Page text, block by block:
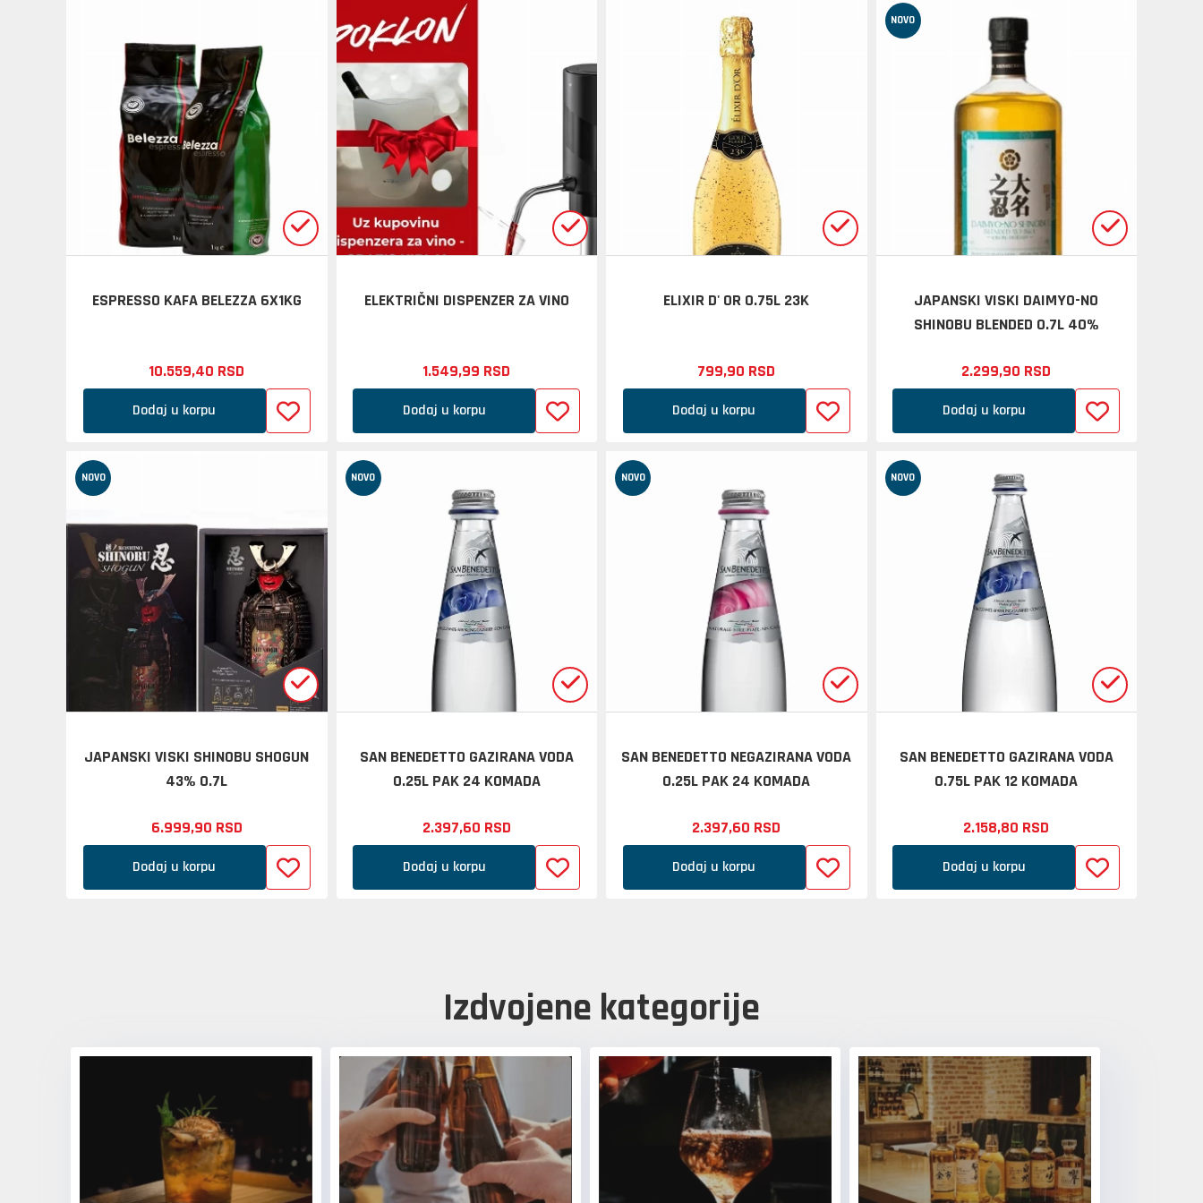
ESPRESSO KAFA BELEZZA 6X1KG
10.559,40 RSD
Dodaj u korpu
ELEKTRIČNI DISPENZER ZA VINO
1.549,99 RSD
Dodaj u korpu
ELIXIR D' OR 0.75L 23K
799,90 RSD
Dodaj u korpu
NOVO
JAPANSKI VISKI DAIMYO-NO
SHINOBU BLENDED 0.7L 40%
2.299,90 RSD
Dodaj u korpu
NOVO
JAPANSKI VISKI SHINOBU SHOGUN
43% 0.7L
6.999,90 RSD
Dodaj u korpu
NOVO
SAN BENEDETTO GAZIRANA VODA
0.25L PAK 24 KOMADA
2.397,60 RSD
Dodaj u korpu
NOVO
SAN BENEDETTO NEGAZIRANA VODA
0.25L PAK 24 KOMADA
2.397,60 RSD
Dodaj u korpu
NOVO
SAN BENEDETTO GAZIRANA VODA
0.75L PAK 12 KOMADA
2.158,80 RSD
Dodaj u korpu
Izdvojene kategorije